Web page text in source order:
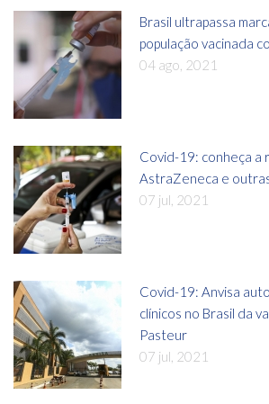
Brasil ultrapassa
população vacinada
04 ago, 2021
Covid-19: conheça a
AstraZeneca e
07 jul, 2021
Covid-19: Anvisa
clínicos no Brasil da
Pasteur
07 jul, 2021